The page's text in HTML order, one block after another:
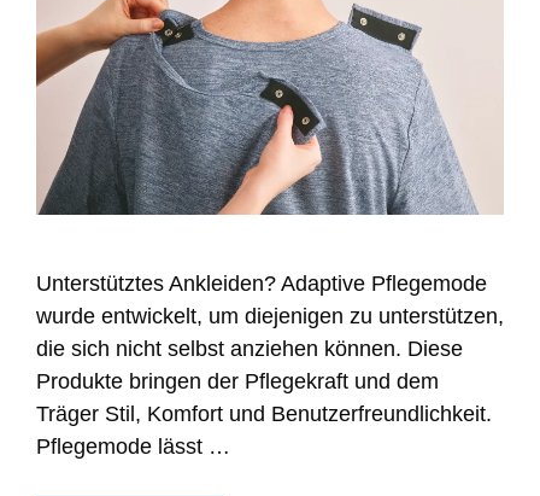
Unterstütztes Ankleiden? Adaptive Pflegemode
wurde entwickelt, um diejenigen zu unterstützen,
die sich nicht selbst anziehen können. Diese
Produkte bringen der Pflegekraft und dem
Träger Stil, Komfort und Benutzerfreundlichkeit.
Pflegemode lässt …